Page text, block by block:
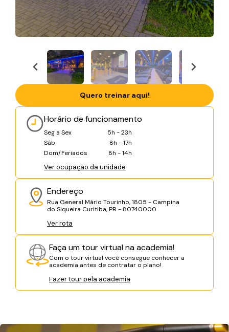
Horário de funcionamento
Seg a Sex
5h - 23h
Sáb
8h - 17h
Dom/Feriados
8h - 14h
Ver ocupação da unidade
Endereço
Rua General Mário Tourinho, 1805 - Campina
do Siqueira Curitiba, PR - 80740000
Ver rota
Faça um tour virtual na academia!
Com o tour virtual você consegue conhecer a
academia antes de contratar o plano!
Fazer tour pela academia
Quero treinar aqui!